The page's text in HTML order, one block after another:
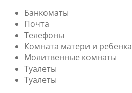
Банкоматы
Почта
Телефоны
Комната матери и ребенка
Молитвенные комнаты
Туалеты
Туалеты